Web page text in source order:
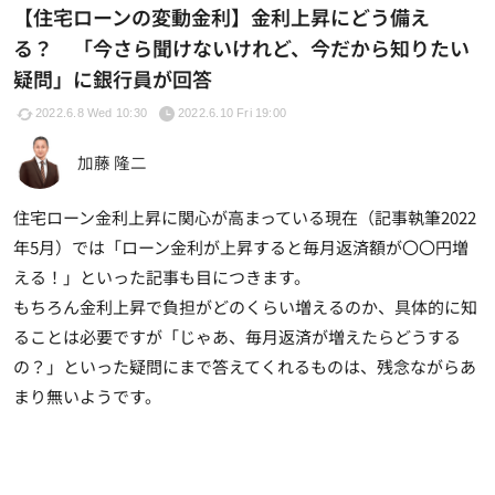
【住宅ローンの変動金利】金利上昇にどう備え
る？ 「今さら聞けないけれど、今だから知りたい
疑問」に銀行員が回答
2022.6.8 Wed 10:30 2022.6.10 Fri 19:00
加藤 隆二
住宅ローン金利上昇に関心が高まっている現在（記事執筆2022
年5月）では「ローン金利が上昇すると毎月返済額が〇〇円増
える！」といった記事も目につきます。
もちろん金利上昇で負担がどのくらい増えるのか、具体的に知
ることは必要ですが「じゃあ、毎月返済が増えたらどうする
の？」といった疑問にまで答えてくれるものは、残念ながらあ
まり無いようです。